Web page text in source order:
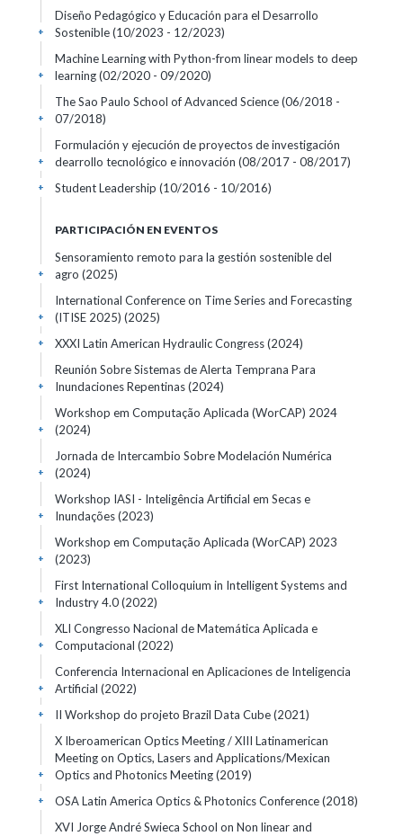
Diseño Pedagógico y Educación para el Desarrollo
Sostenible(10/2023 - 12/2023)
+
Machine Learning with Python-from linear models to deep
learning(02/2020 - 09/2020)
+
The Sao Paulo School of Advanced Science(06/2018 -
07/2018)
+
Formulación y ejecución de proyectos de investigación
dearrollo tecnológico e innovación (08/2017 - 08/2017)
+
Student Leadership (10/2016 - 10/2016)
+
PARTICIPACIÓN EN EVENTOS
Sensoramiento remoto para la gestión sostenible del
agro (2025)
+
International Conference on Time Series and Forecasting
(ITISE 2025) (2025)
+
XXXI Latin American Hydraulic Congress(2024)
+
Reunión Sobre Sistemas de Alerta Temprana Para
Inundaciones Repentinas(2024)
+
Workshop em Computação Aplicada (WorCAP) 2024
(2024)
+
Jornada de Intercambio Sobre Modelación Numérica
(2024)
+
Workshop IASI - Inteligência Artificial em Secas e
Inundações(2023)
+
Workshop em Computação Aplicada (WorCAP) 2023
(2023)
+
First International Colloquium in Intelligent Systems and
Industry 4.0(2022)
+
XLI Congresso Nacional de Matemática Aplicada e
Computacional (2022)
+
Conferencia Internacional en Aplicaciones de Inteligencia
Artificial (2022)
+
II Workshop do projeto Brazil Data Cube(2021)
+
X Iberoamerican Optics Meeting / XIII Latinamerican
Meeting on Optics, Lasers and Applications/Mexican
Optics and Photonics Meeting(2019)
+
OSA Latin America Optics & Photonics Conference(2018)
+
XVI Jorge André Swieca School on Non linear and